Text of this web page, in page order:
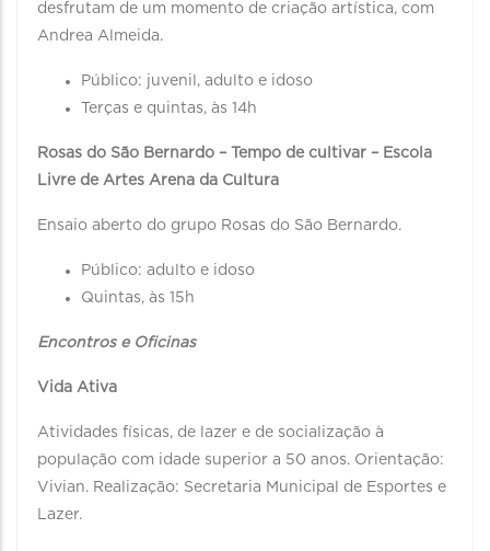
desfrutam de um momento de criação artística, com
Andrea Almeida.
Público: juvenil, adulto e idoso
Terças e quintas, às 14h
Rosas do São Bernardo – Tempo de cultivar – Escola
Livre de Artes Arena da Cultura
Ensaio aberto do grupo Rosas do São Bernardo.
Público: adulto e idoso
Quintas, às 15h
Encontros e Oficinas
Vida Ativa
Atividades físicas, de lazer e de socialização à
população com idade superior a 50 anos. Orientação:
Vivian. Realização: Secretaria Municipal de Esportes e
Lazer.